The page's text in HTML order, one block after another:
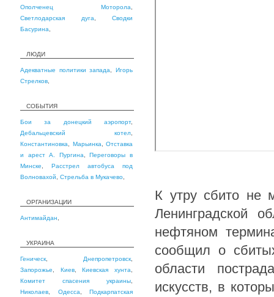
Ополченец Моторола
Светлодарская дуга
Сводки
Басурина
ЛЮДИ
Адекватные политики запада ,Игорь
Стрелков
СОБЫТИЯ
Бои за донецкий аэропорт,
Дебальцевский котел
Константиновка
Марьинка
Отставка
и арест А. Пургина ,Переговоры в
Минске
Расстрел автобуса под
Волновахой
Стрельба в Мукачево
ОРГАНИЗАЦИИ
Антимайдан
УКРАИНА
Геническ Днепропетровск
Запорожье
Киев,Киевская хунта
Комитет спасения украины
Николаев
Одесса
Подкарпатская
К утру сбито не
Ленинградской
нефтяном
сообщил о
области
искусств, в